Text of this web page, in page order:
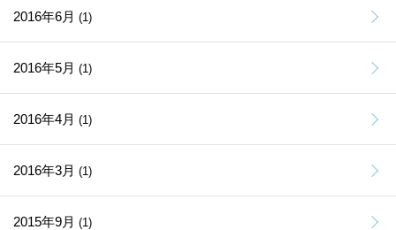
2016年6月 (1)
2016年5月 (1)
2016年4月 (1)
2016年3月 (1)
2015年9月 (1)